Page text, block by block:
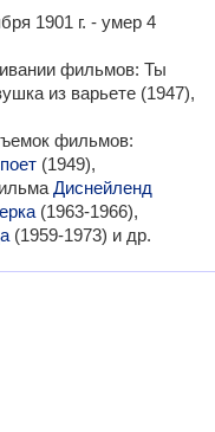
1901 г. - умер 4
фильмов: Ты
из варьете (1947),
фильмов:
(1949),
Диснейленд
(1963-1966),
(1959-1973) и др.